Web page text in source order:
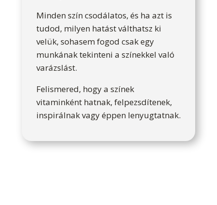
Minden szín csodálatos, és ha azt is
tudod, milyen hatást válthatsz ki
velük, sohasem fogod csak egy
munkának tekinteni a színekkel való
varázslást.
Felismered, hogy a színek
vitaminként hatnak, felpezsdítenek,
inspirálnak vagy éppen lenyugtatnak.